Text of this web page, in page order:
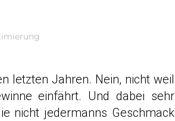
letzten Jahren. Nein, nicht weil
einfährt. Und dabei sehr
nicht jedermanns Geschmack